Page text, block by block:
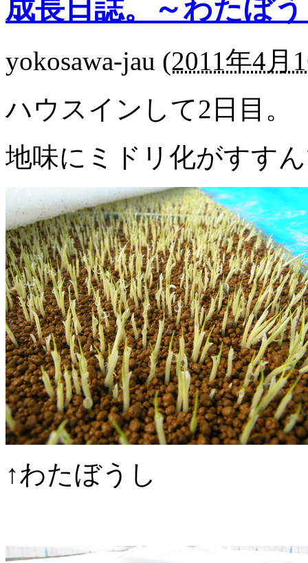
成長日誌。～わたぼ
yokosawa-jau (2011年4月
ハウスインして2日目。
地味にミドリ化がすす
↑わたぼうし